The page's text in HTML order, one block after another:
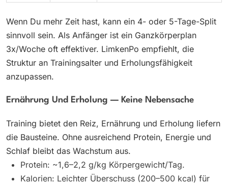
Wenn Du mehr Zeit hast, kann ein 4- oder 5-Tage-Split
sinnvoll sein. Als Anfänger ist ein Ganzkörperplan
3x/Woche oft effektiver. LimkenPo empfiehlt, die
Struktur an Trainingsalter und Erholungsfähigkeit
anzupassen.
Ernährung Und Erholung — Keine Nebensache
Training bietet den Reiz, Ernährung und Erholung liefern
die Bausteine. Ohne ausreichend Protein, Energie und
Schlaf bleibt das Wachstum aus.
Protein: ~1,6–2,2 g/kg Körpergewicht/Tag.
Kalorien: Leichter Überschuss (200–500 kcal) für